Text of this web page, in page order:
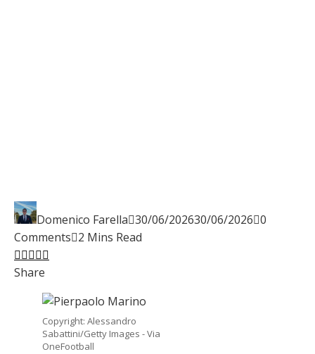
Domenico Farella 30/06/202630/06/2026 0
Comments 2 Mins Read
Facebook
Twitter
LinkedIn
Pinterest
Stumbleupon
Share
Copyright: Alessandro
Sabattini/Getty Images - Via
OneFootball